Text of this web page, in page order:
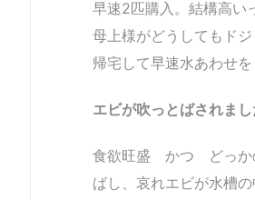
早速2匹購入。結構高い
母上様がどうしてもド
帰宅して早速水あわせ
エビが吹っとばされまし
食欲旺盛 かつ どっか
ばし、哀れエビが水槽